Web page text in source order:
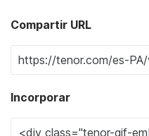
Compartir URL
Incorporar